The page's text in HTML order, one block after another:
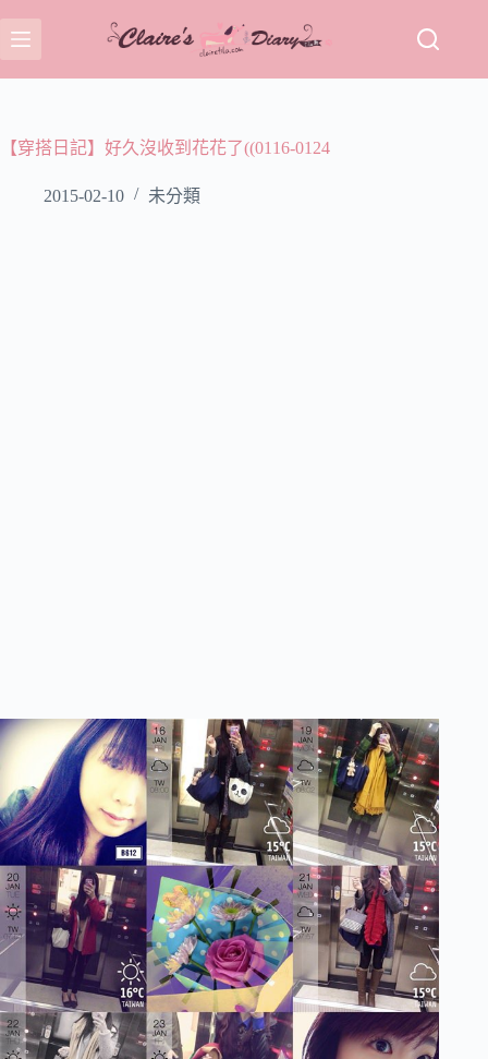
至
主
容【穿搭日記】好久沒收到花花了((0116-0124
2015-02-10 未分類